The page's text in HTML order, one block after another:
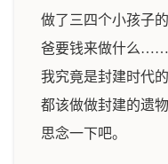
做了三四个小孩子
爸要钱来做什么
我究竟是封建时代
都该做做封建的遗
思念一下吧。